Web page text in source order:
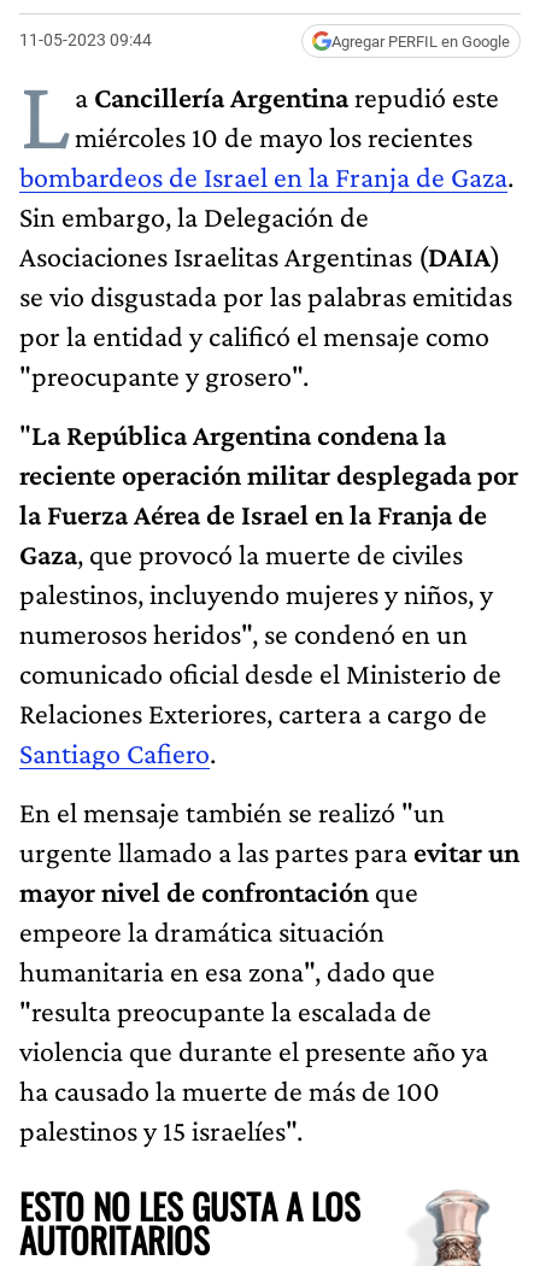
11-05-2023 09:44 Agregar PERFIL en Google
La Cancillería Argentinarepudió este
miércoles 10 de mayo los recientes
bombardeos de Israel en la Franja de Gaza.
Sin embargo, la Delegación de
Asociaciones Israelitas Argentinas (DAIA)
se vio disgustada por las palabras emitidas
por la entidad y calificó el mensaje como
"preocupante y grosero".
"La República Argentina condena la
reciente operación militar desplegada por
la Fuerza Aérea de Israel en la Franja de
Gaza, que provocó la muerte de civiles
palestinos, incluyendo mujeres y niños, y
numerosos heridos", se condenó en un
comunicado oficial desde el Ministerio de
Relaciones Exteriores, cartera a cargo de
Santiago Cafiero.
En el mensaje también se realizó "un
urgente llamado a las partes para evitar un
mayor nivel de confrontación que
empeore la dramática situación
humanitaria en esa zona", dado que
"resulta preocupante la escalada de
violencia que durante el presente año ya
ha causado la muerte de más de 100
palestinos y 15 israelíes".
ESTO NO LES GUSTA A LOS
AUTORITARIOS